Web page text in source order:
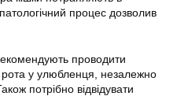
процес дозволив
проводити
рота у улюбленця, незалежно
потрібно відвідувати